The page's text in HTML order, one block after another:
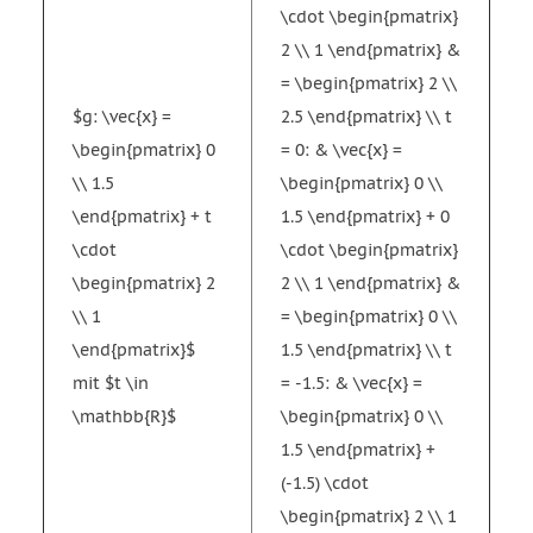
$g: \vec{x} =
\begin{pmatrix} 0
\\ 1.5
\end{pmatrix} + t
\cdot
\begin{pmatrix} 2
\\ 1
\end{pmatrix}$
mit $t \in
\mathbb{R}$
\cdot \begin{pmatrix}
2 \\ 1 \end{pmatrix} &
= \begin{pmatrix} 2 \\
2.5 \end{pmatrix} \\ t
= 0: & \vec{x} =
\begin{pmatrix} 0 \\
1.5 \end{pmatrix} + 0
\cdot \begin{pmatrix}
2 \\ 1 \end{pmatrix} &
= \begin{pmatrix} 0 \\
1.5 \end{pmatrix} \\ t
= -1.5: & \vec{x} =
\begin{pmatrix} 0 \\
1.5 \end{pmatrix} +
(-1.5) \cdot
\begin{pmatrix} 2 \\ 1